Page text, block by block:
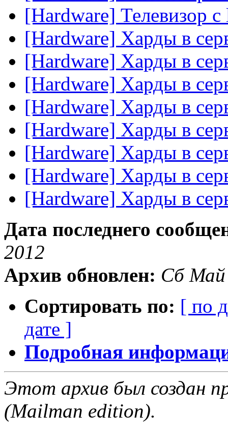
[Hardware] Телевизор
[Hardware] Харды в
[Hardware] Харды в
[Hardware] Харды в
[Hardware] Харды в
[Hardware] Харды в
[Hardware] Харды в
[Hardware] Харды в
[Hardware] Харды в
Дата последнего
2012
Архив обновлен: Сб Май
Сортировать по: [ по
дате ]
Подробная
Этот архив был создан
(Mailman edition).